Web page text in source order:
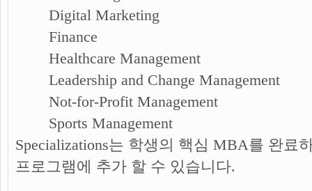
Digital Marketing
Finance
Healthcare Management
Leadership and Change Management
Not-for-Profit Management
Sports Management
Specializations는 학생의 핵심 MBA를 완료
프로그램에 추가 할 수 있습니다.